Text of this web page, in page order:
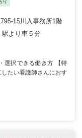
り
15川入事務所1階
より車５分
選択できる働き方 【特
たい看護師さんにおす